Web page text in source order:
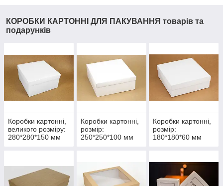
КОРОБКИ КАРТОННІ ДЛЯ ПАКУВАННЯ товарів та
подарунків
Коробки картонні,
великого розміру:
280*280*150 мм
Коробки картонні,
розмір:
250*250*100 мм
Коробки картонні,
розмір:
180*180*60 мм